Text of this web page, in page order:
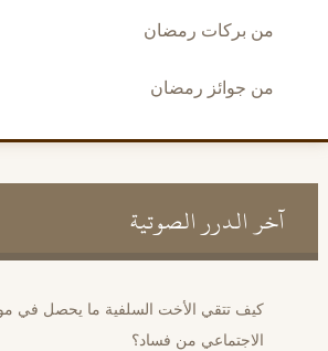
من بركات رمضان
من جوائز رمضان
آخر الدرر الصوتية
كيف تتقي الأخت السلفية ما يحصل في
الاجتماعي من فساد؟